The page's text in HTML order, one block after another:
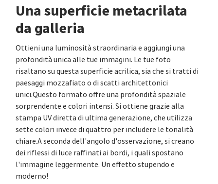
Una superficie metacrilata
da galleria
Ottieni una luminosità straordinaria e aggiungi una
profondità unica alle tue immagini. Le tue foto
risaltano su questa superficie acrilica, sia che si tratti di
paesaggi mozzafiato o di scatti architettonici
unici.Questo formato offre una profondità spaziale
sorprendente e colori intensi. Si ottiene grazie alla
stampa UV diretta di ultima generazione, che utilizza
sette colori invece di quattro per includere le tonalità
chiare.A seconda dell'angolo d'osservazione, si creano
dei riflessi di luce raffinati ai bordi, i quali spostano
l'immagine leggermente. Un effetto stupendo e
moderno!